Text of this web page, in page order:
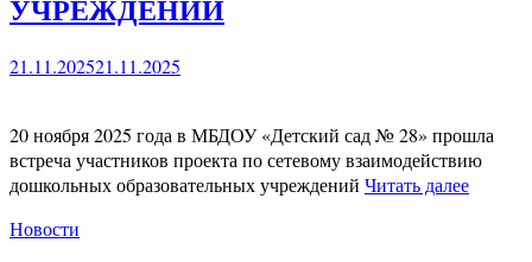
УЧРЕЖДЕНИЙ
21.11.202521.11.2025
20 ноября 2025 года в МБДОУ «Детский сад № 28» прошла
встреча участников проекта по сетевому взаимодействию
дошкольных образовательных учреждений Читать далее
Новости